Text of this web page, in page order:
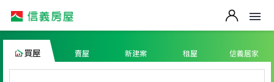
買屋 賣屋 新建案 租屋 信義居家